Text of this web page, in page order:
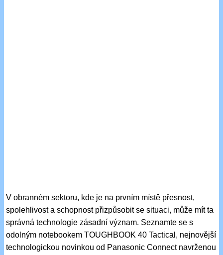
V obranném sektoru, kde je na prvním místě přesnost,
spolehlivost a schopnost přizpůsobit se situaci, může mít ta
správná technologie zásadní význam. Seznamte se s
odolným notebookem TOUGHBOOK 40 Tactical, nejnovější
technologickou novinkou od Panasonic Connect navrženou